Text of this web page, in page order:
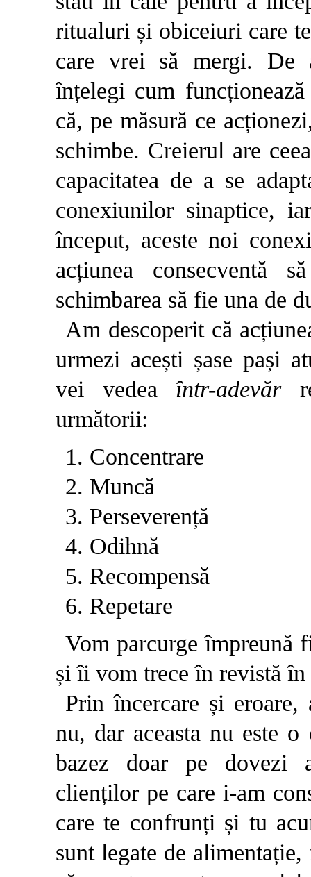
ritualuri și obiceiuri care
care vrei să mergi. De
înțelegi cum
că, pe măsură ce
schimbe. Creierul are
capacitatea de a se
conexiunilor sinaptice,
început, aceste noi
acțiunea consecventă
schimbarea să fie una de
Am descoperit că
urmezi acești șase pași
vei vedea într-adevăr
următorii:
1. Concentrare
2. Muncă
3. Perseverență
4. Odihnă
5. Recompensă
6. Repetare
Vom parcurge împreună
și îi vom trece în revistă
Prin încercare și
nu, dar aceasta nu este
bazez doar pe dovezi
clienților pe care i-am
care te confrunți și tu
sunt legate de